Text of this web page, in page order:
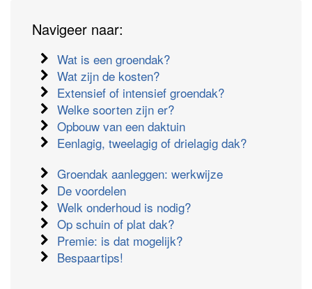
Navigeer naar:
Wat is een groendak?
Wat zijn de kosten?
Extensief of intensief groendak?
Welke soorten zijn er?
Opbouw van een daktuin
Eenlagig, tweelagig of drielagig dak?
Groendak aanleggen: werkwijze
De voordelen
Welk onderhoud is nodig?
Op schuin of plat dak?
Premie: is dat mogelijk?
Bespaartips!